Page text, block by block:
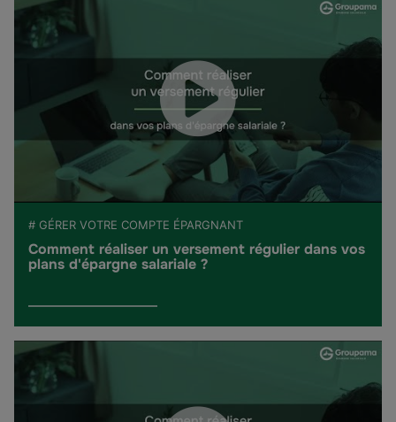
# GÉRER VOTRE COMPTE ÉPARGNANT
Comment réaliser un versement régulier dans vos
plans d'épargne salariale ?